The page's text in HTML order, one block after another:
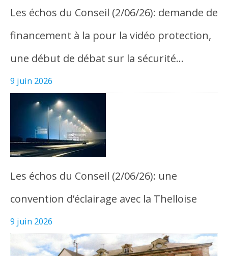
Les échos du Conseil (2/06/26): demande de
financement à la pour la vidéo protection,
une début de débat sur la sécurité…
9 juin 2026
Les échos du Conseil (2/06/26): une
convention d’éclairage avec la Thelloise
9 juin 2026